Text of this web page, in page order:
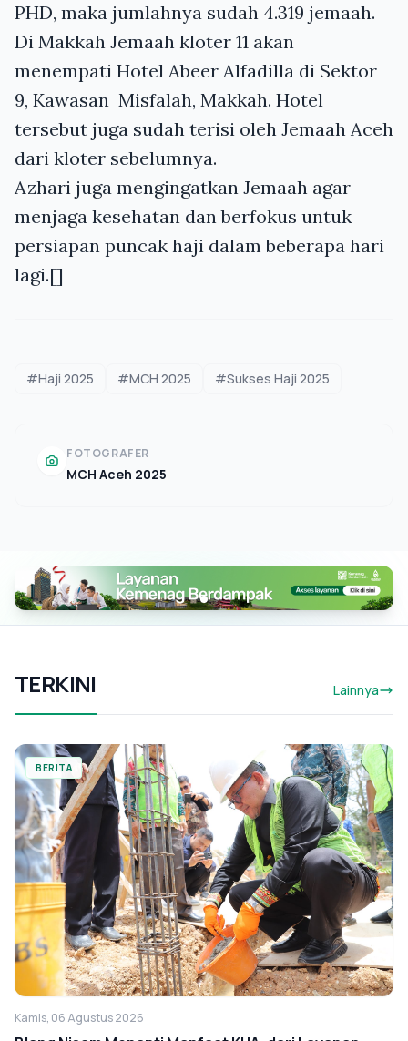
PHD, maka jumlahnya sudah 4.319 jemaah.
Di Makkah Jemaah kloter 11 akan
menempati Hotel Abeer Alfadilla di Sektor
9, Kawasan Misfalah, Makkah. Hotel
tersebut juga sudah terisi oleh Jemaah Aceh
dari kloter sebelumnya.
Azhari juga mengingatkan Jemaah agar
menjaga kesehatan dan berfokus untuk
persiapan puncak haji dalam beberapa hari
lagi.[]
#Haji 2025 #MCH 2025 #Sukses Haji 2025
FOTOGRAFER
MCH Aceh 2025
TERKINI Lainnya
BERITA
Kamis, 06 Agustus 2026